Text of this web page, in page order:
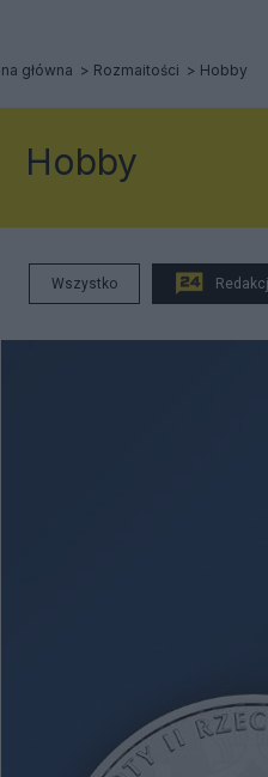
główna Rozmaitości Hobby
Hobby
Wszystko